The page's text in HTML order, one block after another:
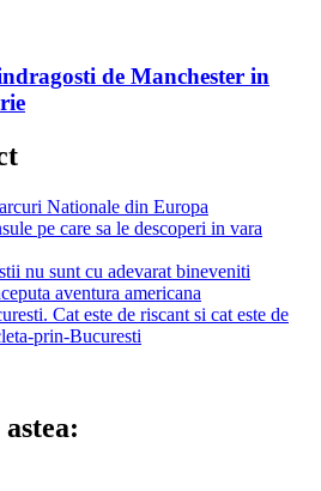
de Manchester in
Nationale din Europa
pe care sa le descoperi in vara
nu sunt cu adevarat bineveniti
aventura americana
Cat este de riscant si cat este de